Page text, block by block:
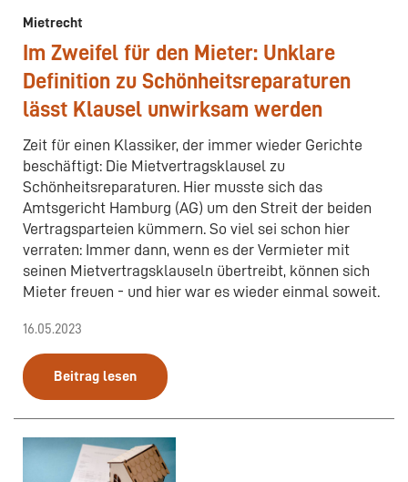
Mietrecht
Im Zweifel für den Mieter: Unklare
Definition zu Schönheitsreparaturen
lässt Klausel unwirksam werden
Zeit für einen Klassiker, der immer wieder Gerichte
beschäftigt: Die Mietvertragsklausel zu
Schönheitsreparaturen. Hier musste sich das
Amtsgericht Hamburg (AG) um den Streit der beiden
Vertragsparteien kümmern. So viel sei schon hier
verraten: Immer dann, wenn es der Vermieter mit
seinen Mietvertragsklauseln übertreibt, können sich
Mieter freuen - und hier war es wieder einmal soweit.
16.05.2023
Beitrag lesen